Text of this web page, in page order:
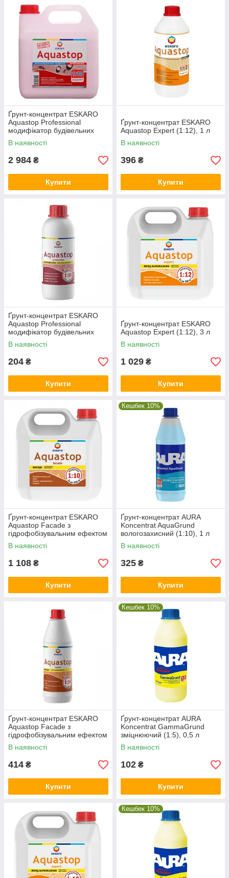
Ґрунт-концентрат ESKARO
Aquastop Professional
модифікатор будівельних
розчинів (1:10), 10 л
В наявності
2 984 ₴
Купити
Ґрунт-концентрат ESKARO
Aquastop Expert (1:12), 1 л
В наявності
396 ₴
Купити
Ґрунт-концентрат ESKARO
Aquastop Professional
модифікатор будівельних
розчинів (1:10), 0,5 л
В наявності
204 ₴
Купити
Ґрунт-концентрат ESKARO
Aquastop Expert (1:12), 3 л
В наявності
1 029 ₴
Купити
Ґрунт-концентрат ESKARO
Aquastop Facade з
гідрофобізувальним ефектом
(1:10), 3 л
В наявності
1 108 ₴
Купити
Кешбек 10%
Ґрунт-концентрат AURA
Koncentrat AquaGrund
вологозахисний (1:10), 1 л
В наявності
325 ₴
Купити
Ґрунт-концентрат ESKARO
Aquastop Facade з
гідрофобізувальним ефектом
(1:10), 1 л
В наявності
414 ₴
Купити
Кешбек 10%
Ґрунт-концентрат AURA
Koncentrat GammaGrund
зміцнюючий (1:5), 0,5 л
В наявності
102 ₴
Купити
Кешбек 10%